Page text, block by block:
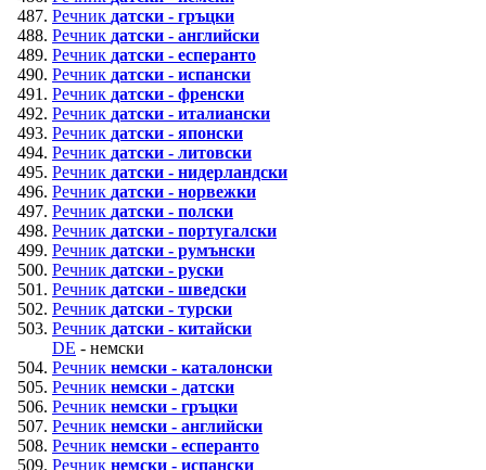
Речник датски - гръцки
Речник датски - английски
Речник датски - есперанто
Речник датски - испански
Речник датски - френски
Речник датски - италиански
Речник датски - японски
Речник датски - литовски
Речник датски - нидерландски
Речник датски - норвежки
Речник датски - полски
Речник датски - португалски
Речник датски - румънски
Речник датски - руски
Речник датски - шведски
Речник датски - турски
Речник датски - китайски
DE - немски
Речник немски - каталонски
Речник немски - датски
Речник немски - гръцки
Речник немски - английски
Речник немски - есперанто
Речник немски - испански